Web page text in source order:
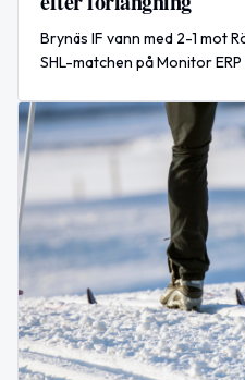
Brynäs IF vann med 2-1 mot
SHL-matchen på Monitor